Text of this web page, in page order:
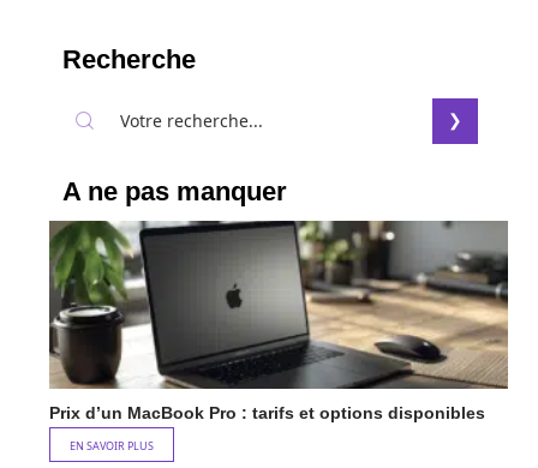
Recherche
A ne pas manquer
Prix d’un MacBook Pro : tarifs et options disponibles
EN SAVOIR PLUS